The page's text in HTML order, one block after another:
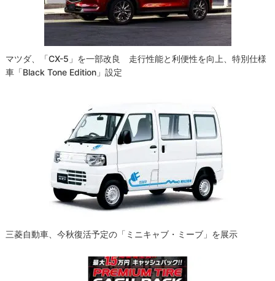
マツダ、「CX-5」を一部改良 走行性能と利便性を向上、特別仕様
車「Black Tone Edition」設定
三菱自動車、今秋復活予定の「ミニキャブ・ミーブ」を展示